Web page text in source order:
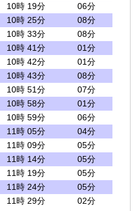
10時 19分
06分
10時 25分
08分
10時 33分
08分
10時 41分
01分
10時 42分
01分
10時 43分
08分
10時 51分
07分
10時 58分
01分
10時 59分
06分
11時 05分
04分
11時 09分
05分
11時 14分
05分
11時 19分
05分
11時 24分
05分
11時 29分 02分